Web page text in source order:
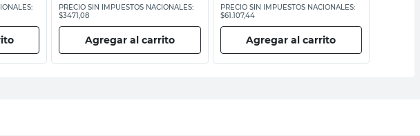
PRECIO SIN IMPUESTOS NACIONALES:
$3471,08
Agregar al carrito
PRECIO SIN IMPUESTOS NACIONALES:
$61.107,44
Agregar al carrito